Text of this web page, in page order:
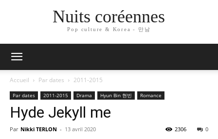
Nuits coréennes
Pop culture & Korea - 만남
Accueil Par dates 2011-2015
Par dates 2011-2015 Drama Hyun Bin 현빈 Romance
Hyde Jekyll me
Par Nikki TERLON - 13 avril 2020 0
2306